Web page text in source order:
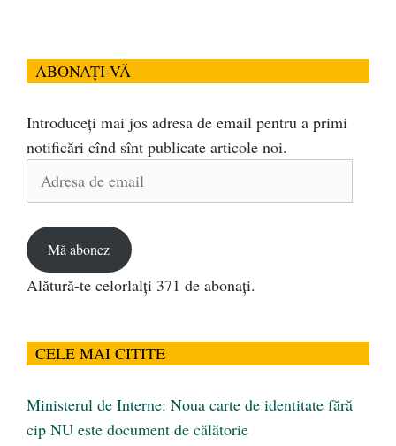
ABONAȚI-VĂ
Introduceți mai jos adresa de email pentru a primi
notificări cînd sînt publicate articole noi.
Adresa
Mă abonez
Alătură-te celorlalți 371 de abonați.
CELE MAI CITITE
Ministerul de Interne: Noua carte de identitate fără
cip NU este document de călătorie